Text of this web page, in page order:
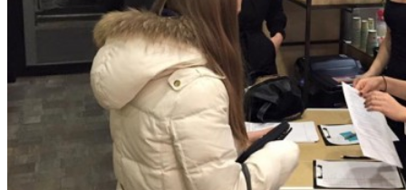
наскільки легко працювати
Електронна пошта*
Ваше ім'я